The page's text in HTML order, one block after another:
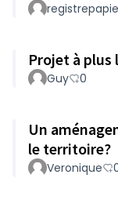
Projet à
Guy 0
Un
le territoire?
Veronique